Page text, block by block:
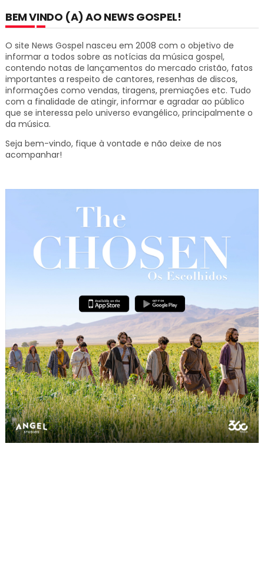
BEM VINDO (A) AO NEWS GOSPEL!
O site News Gospel nasceu em 2008 com o objetivo de
informar a todos sobre as notícias da música gospel,
contendo notas de lançamentos do mercado cristão, fatos
importantes a respeito de cantores, resenhas de discos,
informações como vendas, tiragens, premiações etc. Tudo
com a finalidade de atingir, informar e agradar ao público
que se interessa pelo universo evangélico, principalmente o
da música.
Seja bem-vindo, fique à vontade e não deixe de nos
acompanhar!